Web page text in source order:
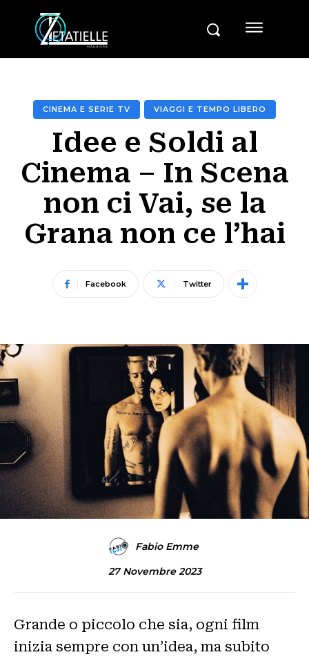
CINEMA E SERIE TV VIAGGI E TEMPO LIBERO
Idee e Soldi al
Cinema – In Scena
non ci Vai, se la
Grana non ce l’hai
Facebook Twitter
Fabio Emme
27 Novembre 2023
Grande o piccolo che sia, ogni film
inizia sempre con un’idea, ma subito